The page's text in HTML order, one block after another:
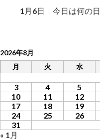
1月6日 今日は何の日
2026年8月
月
火 水
3
4 5
10
11 12
17
18 19
24
25 26
31
« 1月